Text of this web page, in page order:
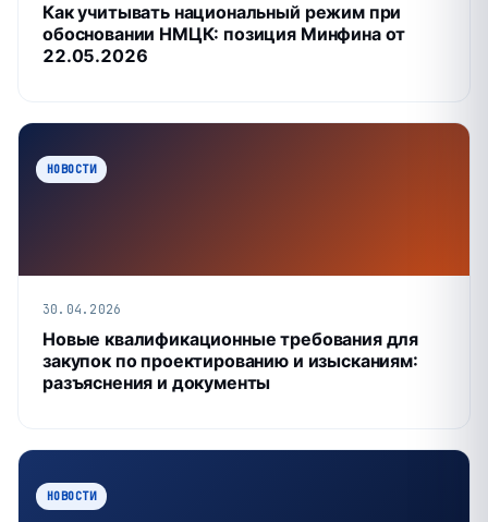
Как учитывать национальный режим при
обосновании НМЦК: позиция Минфина от
22.05.2026
НОВОСТИ
30.04.2026
Новые квалификационные требования для
закупок по проектированию и изысканиям:
разъяснения и документы
НОВОСТИ